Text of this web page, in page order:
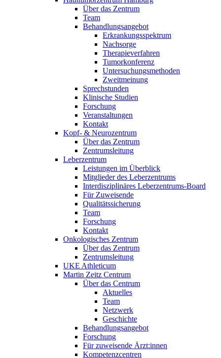
Über das Zentrum
Team
Behandlungsangebot
Erkrankungsspektrum
Nachsorge
Therapieverfahren
Tumorkonferenz
Untersuchungsmethoden
Zweitmeinung
Sprechstunden
Klinische Studien
Forschung
Veranstaltungen
Kontakt
Kopf- & Neurozentrum
Über das Zentrum
Zentrumsleitung
Leberzentrum
Leistungen im Überblick
Mitglieder des Leberzentrums
Interdisziplinäres Leberzentrums-Board
Für Zuweisende
Qualitätssicherung
Team
Forschung
Kontakt
Onkologisches Zentrum
Über das Zentrum
Zentrumsleitung
UKE Athleticum
Martin Zeitz Centrum
Über das Centrum
Aktuelles
Team
Netzwerk
Geschichte
Behandlungsangebot
Forschung
Für zuweisende Ärzt:innen
Kompetenzcentren